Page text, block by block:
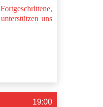
uns
19:00